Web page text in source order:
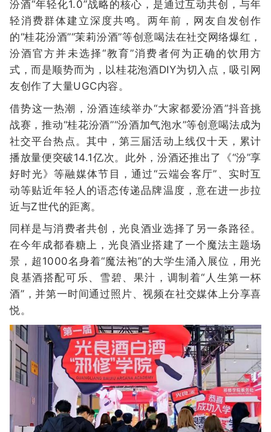
汾酒“年轻化1.0”战略的核心，是通过互动共创，与年
轻消费群体建立深度共鸣。两年前，网友自发创作
的“桂花汾酒”“茉莉汾酒”等创意喝法在社交网络爆红，
汾酒官方并未选择“教育”消费者何为正确的饮用方
式，而是顺势而为，以桂花泡酒DIY为切入点，吸引网
友创作了大量UGC内容。
借势这一热潮，汾酒连续举办“大家都爱汾酒”抖音挑
战赛，推动“桂花汾酒”“汾酒加气泡水”等创意喝法成为
社交平台热点。其中，第三届活动上线仅十天，累计
播放量便突破14.1亿次。此外，汾酒还推出了《“汾”享
好时光》等融媒体节目，通过“云端会客厅”、实时互
动等贴近年轻人的语态传递品牌温度，意在进一步拉
近与Z世代的距离。
同样是与消费者共创，光良酒业选择了另一条路径。
在今年成都春糖上，光良酒业搭建了一个魔法主题场
景，超1000名身着“魔法袍”的大学生涌入展位，用光
良基酒搭配可乐、雪碧、果汁，调制着“人生第一杯
酒”，并第一时间通过照片、视频在社交媒体上分享喜
悦。